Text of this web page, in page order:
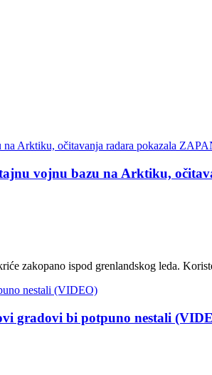
vojnu bazu na Arktiku,
zakopano ispod grenlandskog leda.
gradovi bi potpuno nestali